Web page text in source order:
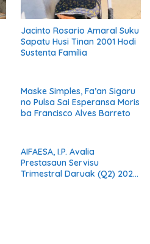
Jacinto Rosario Amaral Suku
Sapatu Husi Tinan 2001 Hodi
Sustenta Família
Maske Simples, Fa’an Sigaru
no Pulsa Sai Esperansa Moris
ba Francisco Alves Barreto
AIFAESA, I.P. Avalia
Prestasaun Servisu
Trimestral Daruak (Q2) 2026